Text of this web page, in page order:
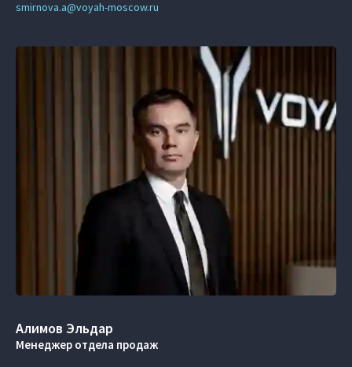
smirnova.a@voyah-moscow.ru
Алимов Эльдар
Менеджер отдела продаж